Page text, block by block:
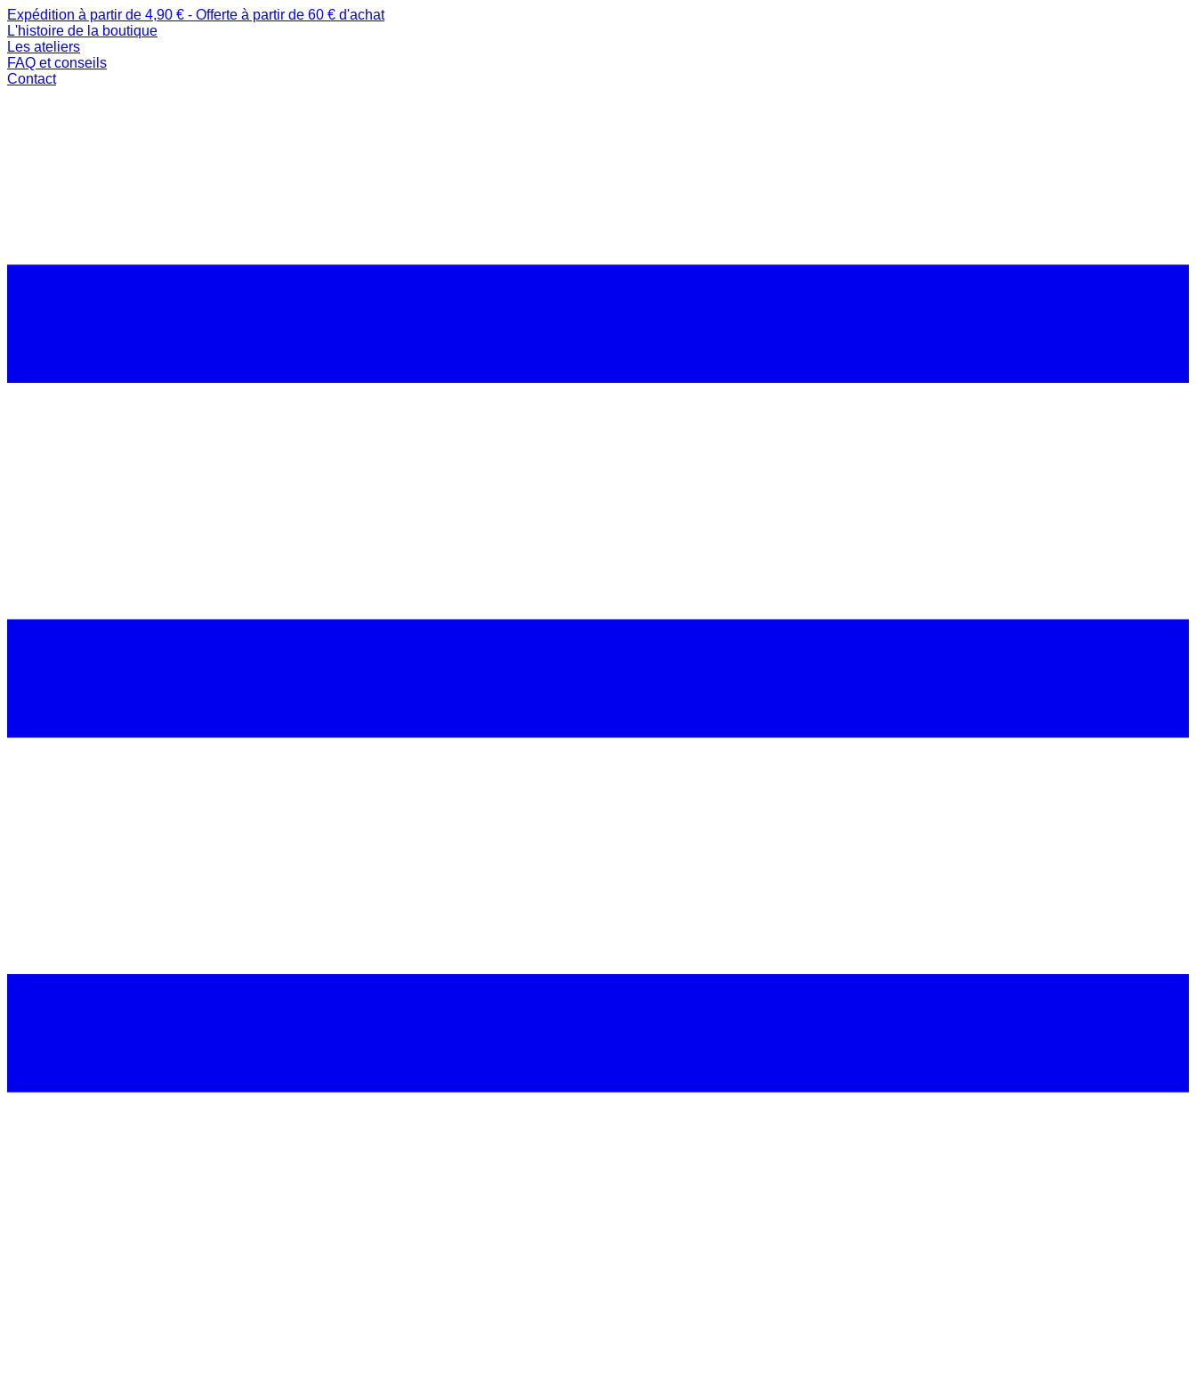
Expédition à partir de 4,90 € - Offerte à partir de 60 € d'achat
L'histoire de la boutique
Les ateliers
FAQ et conseils
Contact